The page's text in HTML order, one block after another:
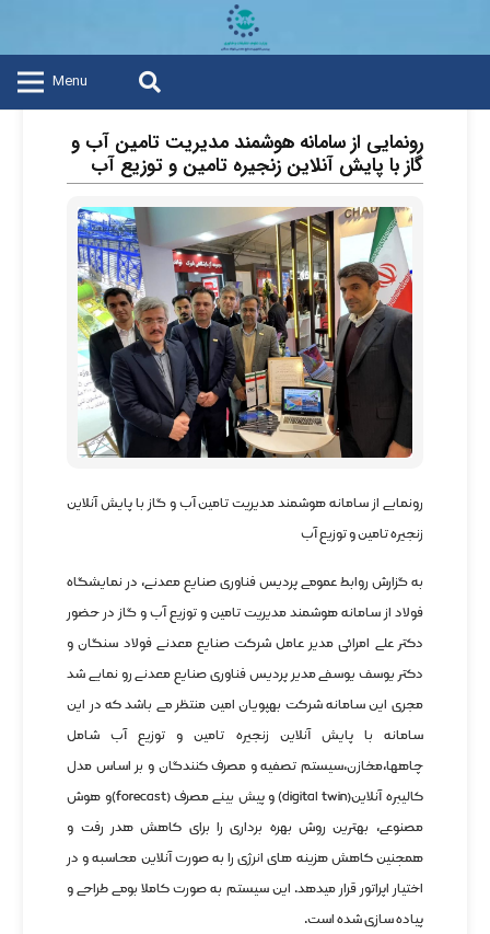
Menu
رونمایی از سامانه هوشمند مدیریت تامین آب و
گاز با پایش آنلاین زنجیره تامین و توزیع آب
رونمایی از سامانه هوشمند مدیریت تامین آب و گاز با پایش آنلاین
زنجیره تامین و توزیع آب
به گزارش روابط عمومی پردیس فناوری صنایع معدنی، در نمایشگاه
فولاد از سامانه هوشمند مدیریت تامین و توزیع آب و گاز در حضور
دکتر علی امرائی مدیر عامل شرکت صنایع معدنی فولاد سنگان و
دکتر یوسف یوسفی مدیر پردیس فناوری صنایع معدنی رو نمایی شد
مجری این سامانه شرکت بهپویان امین منتظر می باشد که در این
سامانه با پایش آنلاین زنجیره تامین و توزیع آب شامل
چاهها،مخازن،سیستم تصفیه و مصرف کنندگان و بر اساس مدل
کالیبره آنلاین(digital twin) و پیش بینی مصرف (forecast)و هوش
مصنوعی، بهترین روش بهره برداری را برای کاهش هدر رفت و
همچنین کاهش هزینه های انرژی را به صورت آنلاین محاسبه و در
اختیار اپراتور قرار میدهد. این سیستم به صورت کاملا بومی طراحی و
پیاده سازی شده است.